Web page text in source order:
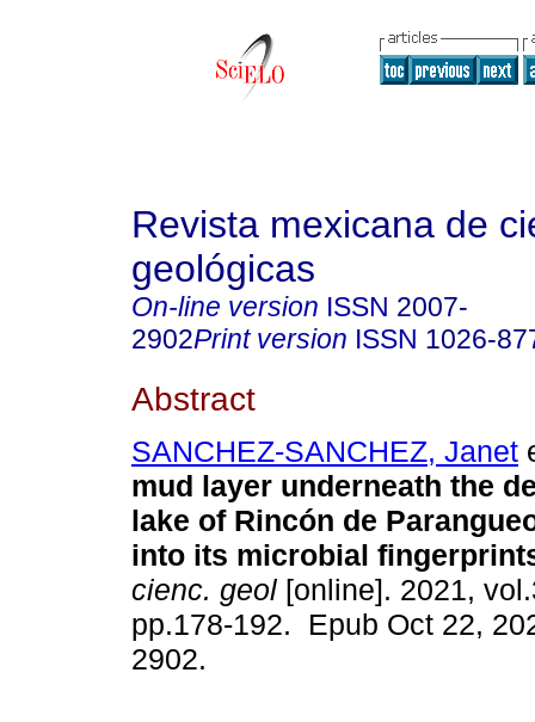
Revista mexicana de
geológicas
On-line version ISSN 2007-
2902Print version ISSN 1026-
Abstract
SANCHEZ-SANCHEZ, Janet
mud layer underneath the
lake of Rincón de
into its microbial
cienc. geol [online]. 2021,
pp.178-192. Epub Oct 22,
2902.